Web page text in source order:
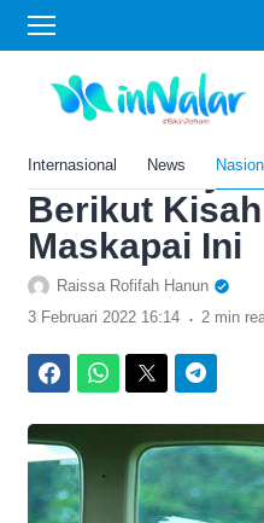
Internasional News
Home›Bola
Pesawat
dari Bandara
Robert Atty
Berikut
Maskapai Ini
Raissa Rofifah Hanun
3 Februari 2022 16:14 . 2 min